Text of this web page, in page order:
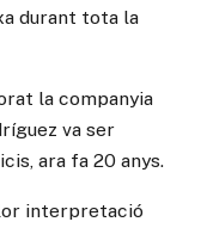
durant tota la
la companyia
va ser
ara fa 20 anys.
interpretació